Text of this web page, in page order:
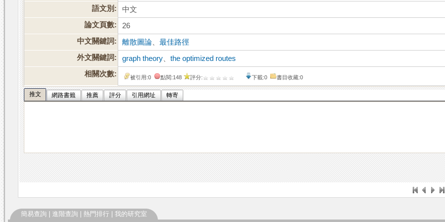
語文別:
中文
論文頁數:
26
中文關鍵詞:
離散圖論 、最佳路徑
外文關鍵詞:
graph theory 、the optimized routes
相關次數:
被引用:0 點閱:148 評分: 下載:0 書目收藏:0
推文 網路書籤 推薦 評分 引用網址 轉寄
簡易查詢 進階查詢 熱門排行 我的研究室